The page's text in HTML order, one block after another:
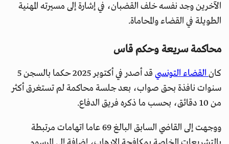
الآخرين وجد نفسه خلف القضبان، في إشارة إلى مسيرته المهنية
الطويلة في القضاء والمحاماة.
محاكمة سريعة وحكم قاس
كانالقضاء التونسي
قد أصدر في أكتوبر 2025 حكما بالسجن 5
سنوات نافذة بحق صواب، بعد جلسة محاكمة لم تستغرق أكثر
من 10 دقائق، بحسب ما ذكره فريق الدفاع.
ووجهت إلى القاضي السابق البالغ 69 عاما اتهامات مرتبطة